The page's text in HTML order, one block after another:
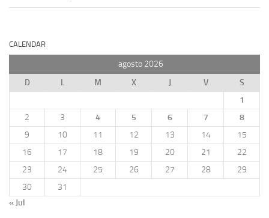
CALENDAR
agosto 2026
D
L M X J V
S
1
2
3 4 5 6 7
8
9
10 11 12 13 14
15
16
17 18 19 20 21
22
23
24 25 26 27 28
29
30
31
« Jul